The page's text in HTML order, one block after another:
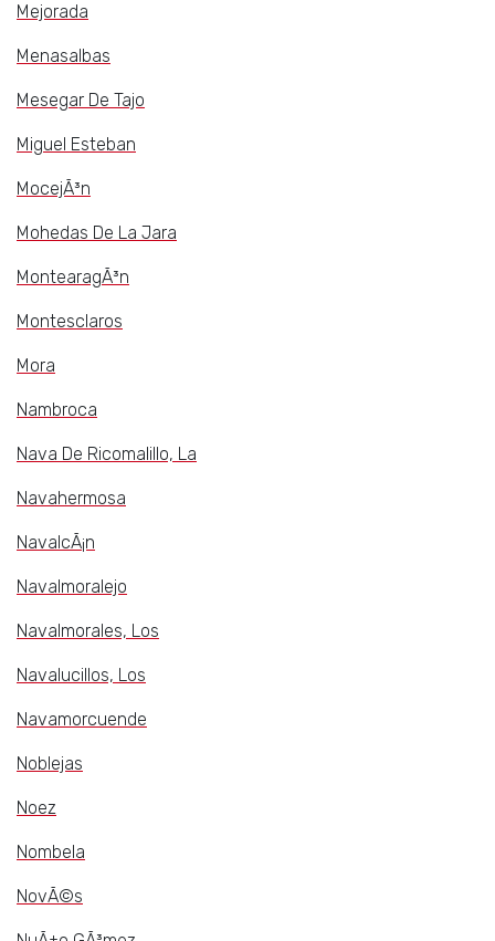
Mejorada
Menasalbas
Mesegar De Tajo
Miguel Esteban
MocejÃ³n
Mohedas De La Jara
MontearagÃ³n
Montesclaros
Mora
Nambroca
Nava De Ricomalillo, La
Navahermosa
NavalcÃ¡n
Navalmoralejo
Navalmorales, Los
Navalucillos, Los
Navamorcuende
Noblejas
Noez
Nombela
NovÃ©s